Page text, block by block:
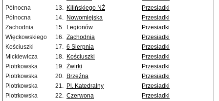
Północna
13. Kilińskiego NŻ
Przesiadki
Północna
14. Nowomiejska
Przesiadki
Zachodnia
15. Legionów
Przesiadki
Więckowskiego
16. Zachodnia
Przesiadki
Kościuszki
17. 6 Sierpnia
Przesiadki
Mickiewicza
18. Kościuszki
Przesiadki
Piotrkowska
19. Żwirki
Przesiadki
Piotrkowska
20. Brzeźna
Przesiadki
Piotrkowska
21. Pl. Katedralny
Przesiadki
Piotrkowska
22. Czerwona
Przesiadki